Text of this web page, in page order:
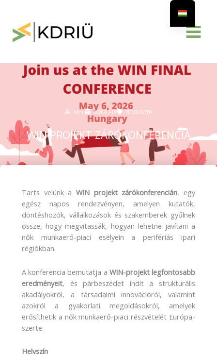
content
kdriu 2026-03-18 RENDEZVÉNY
WIN PROJEKT ZÁRÓKONFERENCIA
Tarts velünk a WIN projekt zárókonferencián, egy
egész napos rendezvényen, amelyen kutatók,
döntéshozók, vállalkozások és szakemberek gyűlnek
össze, hogy megvitassák, hogyan lehetne javítani a
nők munkaerő-piaci esélyein a perifériás ipari
régiókban.
A konferencia bemutatja a WIN-projekt legfontosabb
eredményeit, és párbeszédet indít a strukturális
akadályokról, a társadalmi innovációról, valamint
azokról a gyakorlati megoldásokról, amelyek
erősíthetik a nők munkaerő-piaci részvételét Európa-
szerte.
Helyszín